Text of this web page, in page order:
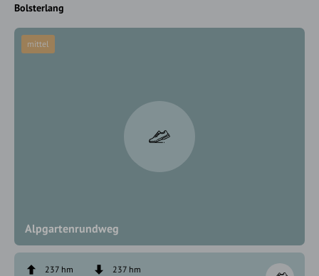
Bolsterlang
Alpgartenrundweg
mittel
237 hm
237 hm